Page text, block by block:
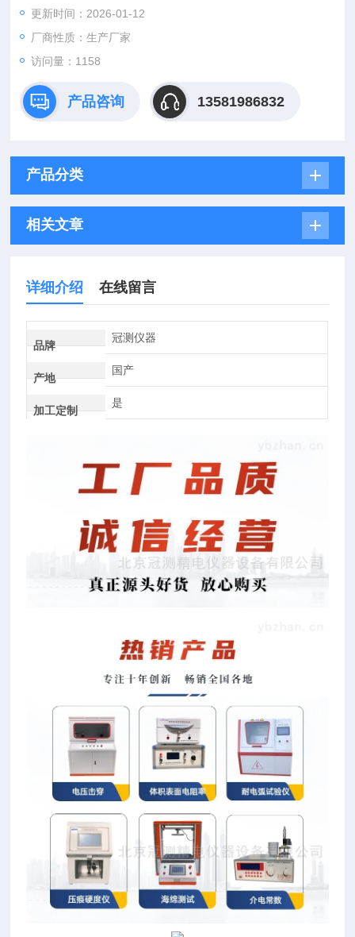
更新时间：2026-01-12
厂商性质：生产厂家
访问量：1158
产品咨询 13581986832
产品分类
相关文章
详细介绍 在线留言
品牌
冠测仪器
产地
国产
加工定制
是